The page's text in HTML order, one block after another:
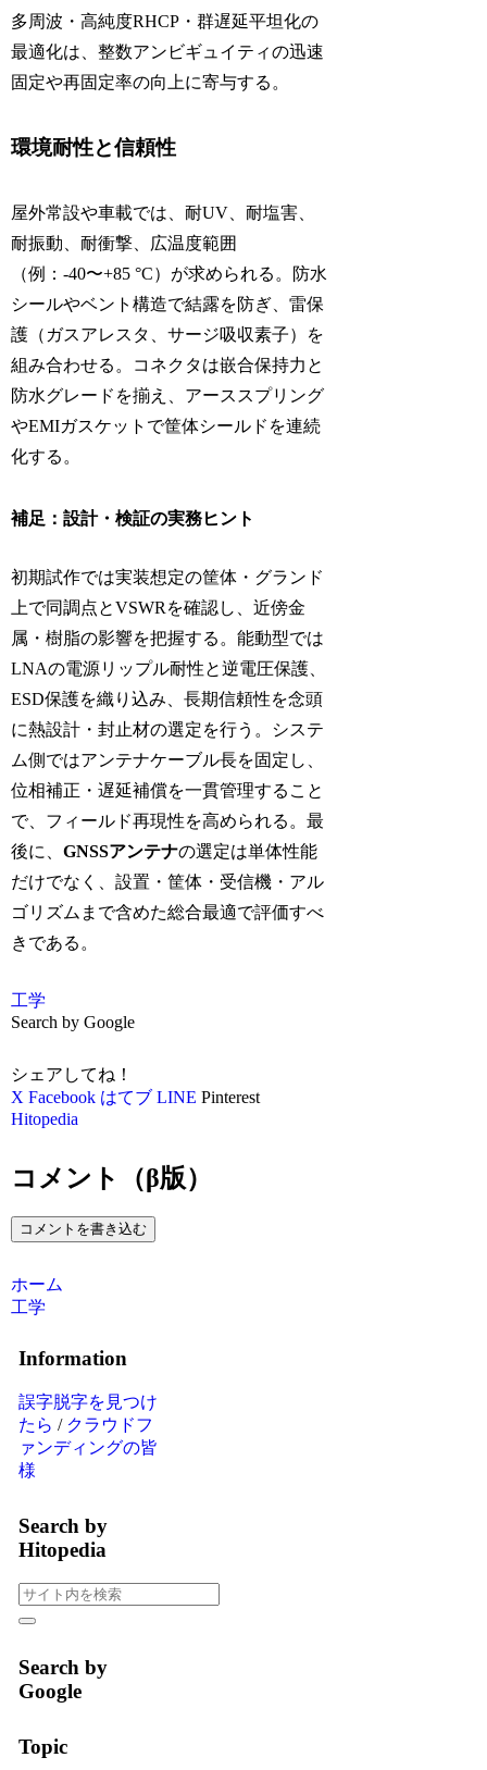
多周波・高純度RHCP・群遅延平坦化の
最適化は、整数アンビギュイティの迅速
固定や再固定率の向上に寄与する。
環境耐性と信頼性
屋外常設や車載では、耐UV、耐塩害、
耐振動、耐衝撃、広温度範囲
（例：-40〜+85 °C）が求められる。防水
シールやベント構造で結露を防ぎ、雷保
護（ガスアレスタ、サージ吸収素子）を
組み合わせる。コネクタは嵌合保持力と
防水グレードを揃え、アーススプリング
やEMIガスケットで筐体シールドを連続
化する。
補足：設計・検証の実務ヒント
初期試作では実装想定の筐体・グランド
上で同調点とVSWRを確認し、近傍金
属・樹脂の影響を把握する。能動型では
LNAの電源リップル耐性と逆電圧保護、
ESD保護を織り込み、長期信頼性を念頭
に熱設計・封止材の選定を行う。システ
ム側ではアンテナケーブル長を固定し、
位相補正・遅延補償を一貫管理すること
で、フィールド再現性を高められる。最
後に、GNSSアンテナの選定は単体性能
だけでなく、設置・筐体・受信機・アル
ゴリズムまで含めた総合最適で評価すべ
きである。
工学
Search by Google
シェアしてね！
X Facebook はてブ LINE Pinterest
Hitopedia
コメント（β版）
コメントを書き込む
ホーム
工学
Information
誤字脱字を見つけ
たら / クラウドフ
ァンディングの皆
様
Search by
Hitopedia
Search by
Google
Topic